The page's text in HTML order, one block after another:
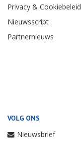
Privacy & Cookiebeleid
Nieuwsscript
Partnernieuws
VOLG ONS
Nieuwsbrief